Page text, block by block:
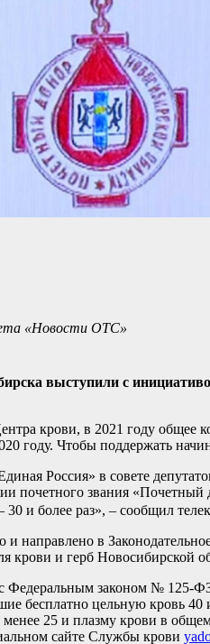
«Новости ОТС»
выступили с
крови, в 2021 году общее
году. Чтобы поддержать
Россия» в совете
почетного звания
и более раз», – сообщил
направлено в
крови и герб Новосибирской
Федеральным законом № 125-
бесплатно цельную кровь
менее 25 и плазму крови в
сайте Службы крови